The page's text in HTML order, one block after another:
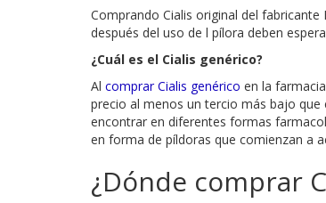
Comprando Cialis original del
después del uso de l pílora deben
¿Cuál es el Cialis genérico?
Al comprar Cialis genérico en la
precio al menos un tercio más bajo que
encontrar en diferentes formas
en forma de píldoras que comienzan a
¿Dónde comprar